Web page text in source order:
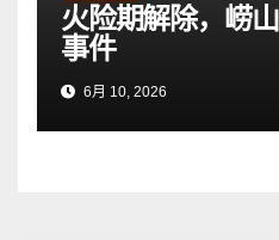
火险期解除，崂
事件
6月 10, 2026